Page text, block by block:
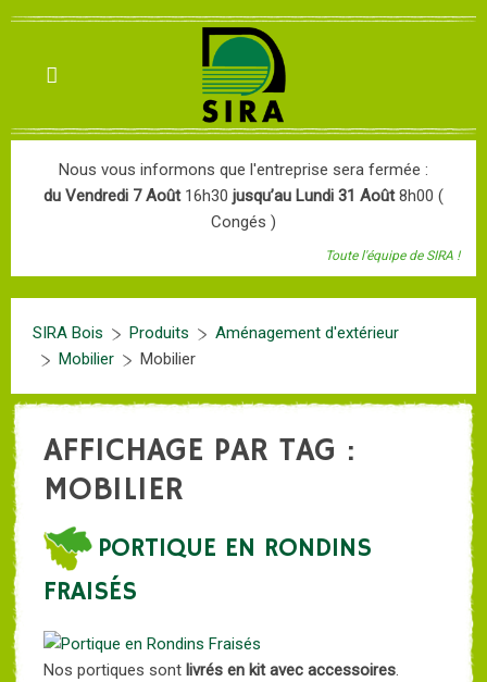
Nous vous informons que l'entreprise sera fermée :
du Vendredi 7 Août 16h30 jusqu’au Lundi 31 Août8h00 (
Congés )
Toute l'équipe de SIRA !
SIRA Bois Produits
Aménagement d'extérieur
Mobilier
Mobilier
AFFICHAGE PAR TAG :
MOBILIER
PORTIQUE EN RONDINS
FRAISÉS
Nos portiques sont livrés en kit avec accessoires.